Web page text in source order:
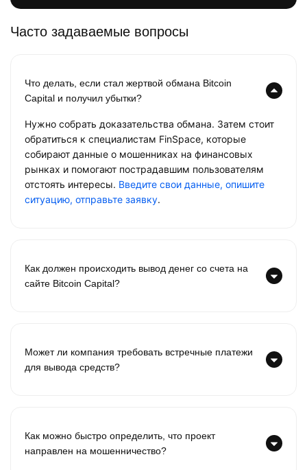
Часто задаваемые вопросы
Что делать, если стал жертвой обмана Bitcoin
Capital и получил убытки?
Нужно собрать доказательства обмана. Затем стоит
обратиться к специалистам FinSpace, которые
собирают данные о мошенниках на финансовых
рынках и помогают пострадавшим пользователям
отстоять интересы. Введите свои данные, опишите
ситуацию, отправьте заявку.
Как должен происходить вывод денег со счета на
сайте Bitcoin Capital?
Может ли компания требовать встречные платежи
для вывода средств?
Как можно быстро определить, что проект
направлен на мошенничество?